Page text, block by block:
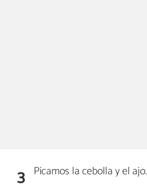
3 Picamos la cebolla y el ajo.